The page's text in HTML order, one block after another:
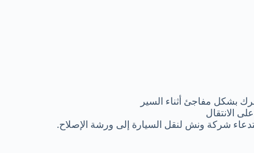
بشكل مفاجئ أثناء السير
الانتقال
شركة ونش لنقل السيارة إلى ورشة الإصلاح.